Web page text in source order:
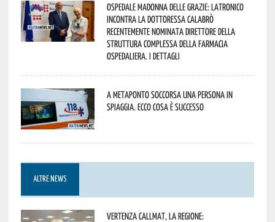
Ospedale Madonna delle Grazie: Latronico
incontra la dottoressa Calabrò
recentemente nominata Direttore della
Struttura Complessa della Farmacia
Ospedaliera. I dettagli
A Metaponto soccorsa una persona in
spiaggia. Ecco cosa è successo
ALTRE NEWS
Vertenza CallMat, la Regione: